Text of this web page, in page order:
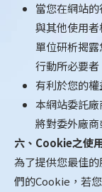
當您在網站
與其他使用
單位研析揭
行動所必要者
有利於您的權
本網站委託廠
將對委外廠商
六、Cookie之使
為了提供您最佳
們的Cookie，若